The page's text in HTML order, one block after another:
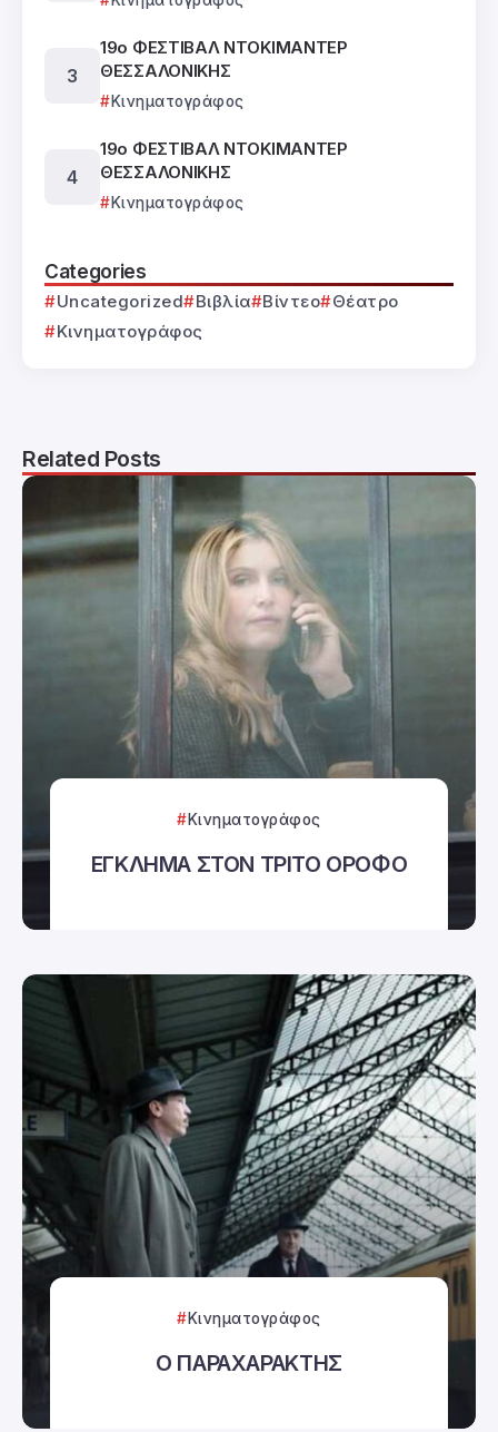
19ο ΦΕΣΤΙΒΑΛ ΝΤΟΚΙΜΑΝΤΕΡ
ΘΕΣΣΑΛΟΝΙΚΗΣ
Κινηματογράφος
19ο ΦΕΣΤΙΒΑΛ ΝΤΟΚΙΜΑΝΤΕΡ
ΘΕΣΣΑΛΟΝΙΚΗΣ
Κινηματογράφος
Categories
Uncategorized Βιβλία Βίντεο
Θέατρο
Κινηματογράφος
Related Posts
Κινηματογράφος
ΕΓΚΛΗΜΑ ΣΤΟΝ ΤΡΙΤΟ ΟΡΟΦΟ
Κινηματογράφος
Ο ΠΑΡΑΧΑΡΑΚΤΗΣ